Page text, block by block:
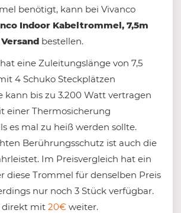
benötigt, kann bei Vivanco
Indoor Kabeltrommel, 7,5m
bestellen.
eine Zuleitungslänge von 7,5
4 Schuko Steckplätzen
kann bis zu 3.200 Watt vertragen
einer Thermosicherung
es mal zu heiß werden sollte.
Berührungsschutz ist auch die
Im Preisvergleich hat ein
diese Trommel für denselben Preis
nur noch 3 Stück verfügbar.
direkt mit 20€ weiter.